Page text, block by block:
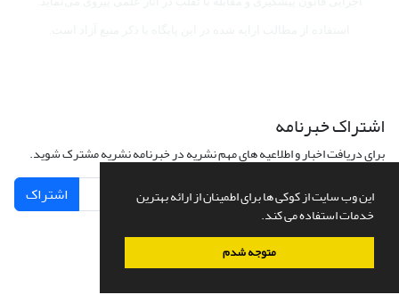
این وب سایت از کوکی ها برای اطمینان از ارائه بهترین
خدمات استفاده می کند.
متوجه شدم
اشتراک خبرنامه
برای دریافت اخبار و اطلاعیه های مهم نشریه در خبرنامه نشریه مشترک شوید.
اشتراک
سامانه مدیریت نشریات علمی.طراحی و پیاده سازی ازسیناوب